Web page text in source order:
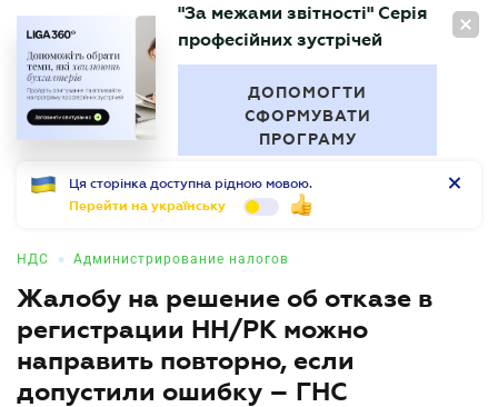
RU
БУХГАЛТЕР
"За межами звітності" Серія
професійних зустрічей
ДОПОМОГТИ
СФОРМУВАТИ
ПРОГРАМУ
Ця сторінка доступна рідною мовою.
Перейти на українську
НДС • Администрирование налогов
Жалобу на решение об отказе в
регистрации НН/РК можно
направить повторно, если
допустили ошибку – ГНС